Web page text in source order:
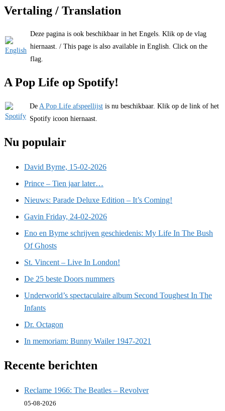
Vertaling / Translation
Deze pagina is ook beschikbaar in het Engels. Klik op de vlag
hiernaast. / This page is also available in English. Click on the
flag.
A Pop Life op Spotify!
De A Pop Life afspeellijst is nu beschikbaar. Klik op de link of het
Spotify icoon hiernaast.
Nu populair
David Byrne, 15-02-2026
Prince – Tien jaar later…
Nieuws: Parade Deluxe Edition – It’s Coming!
Gavin Friday, 24-02-2026
Eno en Byrne schrijven geschiedenis: My Life In The Bush
Of Ghosts
St. Vincent – Live In London!
De 25 beste Doors nummers
Underworld’s spectaculaire album Second Toughest In The
Infants
Dr. Octagon
In memoriam: Bunny Wailer 1947-2021
Recente berichten
Reclame 1966: The Beatles – Revolver
05-08-2026